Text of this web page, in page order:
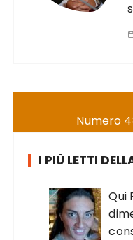
Numero
I PIÙ LETTI
Qui